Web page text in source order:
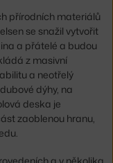
přírodních materiálů
se snažil vytvořit
a přátelé a budou
z masivní
a neotřelý
dýhy, na
deska je
zaoblenou hranu,
a v několika